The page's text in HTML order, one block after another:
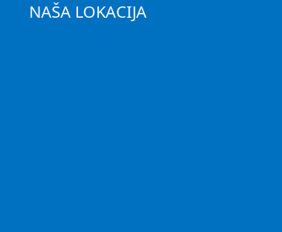
NAŠA LOKACIJA